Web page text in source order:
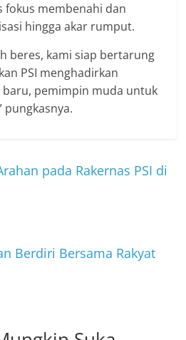
fokus membenahi dan
hingga akar rumput.
beres, kami siap bertarung
PSI menghadirkan
pemimpin muda untuk
pungkasnya.
pada Rakernas PSI di
Berdiri Bersama Rakyat